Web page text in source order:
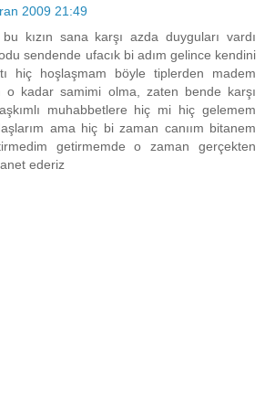
2009 21:49
kızın sana karşı azda duyguları vardı
sendende ufacık bi adım gelince kendini
hiç hoşlaşmam böyle tiplerden madem
o kadar samimi olma, zaten bende karşı
muhabbetlere hiç mi hiç gelemem
ama hiç bi zaman canıım bitanem
getirmemde o zaman gerçekten
ederiz